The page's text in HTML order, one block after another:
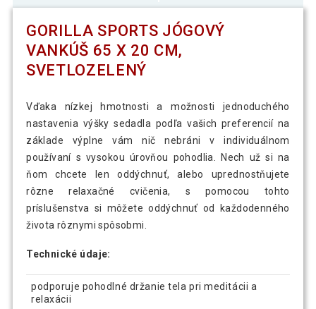
GORILLA SPORTS JÓGOVÝ
VANKÚŠ 65 X 20 CM,
SVETLOZELENÝ
Vďaka nízkej hmotnosti a možnosti jednoduchého
nastavenia výšky sedadla podľa vašich preferencií na
základe výplne vám nič nebráni v individuálnom
používaní s vysokou úrovňou pohodlia. Nech už si na
ňom chcete len oddýchnuť, alebo uprednostňujete
rôzne relaxačné cvičenia, s pomocou tohto
príslušenstva si môžete oddýchnuť od každodenného
života rôznymi spôsobmi.
Technické údaje:
podporuje pohodlné držanie tela pri meditácii a
relaxácii